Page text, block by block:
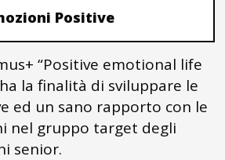
Positive
“Positive emotional life
la finalità di sviluppare le
ed un sano rapporto con le
nel gruppo target degli
senior.